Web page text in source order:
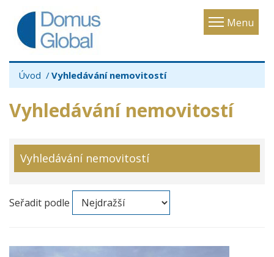
Menu
Toggle
Úvod Vyhledávání nemovitostí
Vyhledávání nemovitostí
Vyhledávání nemovitostí
Seřadit podle